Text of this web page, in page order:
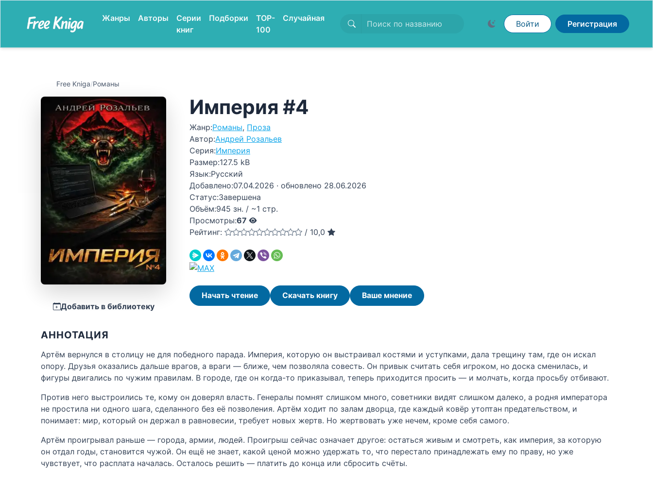
Жанры Авторы
Серии
книг
Подборки
TOP-
100
Случайная
Войти Регистрация
Free Kniga/Романы
Добавить в библиотеку
Империя #4
Жанр:Романы, Проза
Автор:Андрей Розальев
Серия:Империя
Размер:127.5 kB
Язык:Русский
Добавлено:07.04.2026 · обновлено 28.06.2026
Статус:Завершена
Объём:945 зн. / ~1 стр.
Просмотры:67
Рейтинг:
/ 10,0
Начать чтение Скачать книгу Ваше мнение
АННОТАЦИЯ
Артём вернулся в столицу не для победного парада. Империя, которую он выстраивал костями и уступками, дала трещину там, где он искал
опору. Друзья оказались дальше врагов, а враги — ближе, чем позволяла совесть. Он привык считать себя игроком, но доска сменилась, и
фигуры двигались по чужим правилам. В городе, где он когда-то приказывал, теперь приходится просить — и молчать, когда просьбу отбивают.
Против него выстроились те, кому он доверял власть. Генералы помнят слишком много, советники видят слишком далеко, а родня императора
не простила ни одного шага, сделанного без её позволения. Артём ходит по залам дворца, где каждый ковёр утоптан предательством, и
понимает: мир, который он держал в равновесии, требует новых жертв. Но жертвовать уже нечем, кроме себя самого.
Артём проигрывал раньше — города, армии, людей. Проигрыш сейчас означает другое: остаться живым и смотреть, как империя, за которую
он отдал годы, становится чужой. Он ещё не знает, какой ценой можно удержать то, что перестало принадлежать ему по праву, но уже
чувствует, что расплата началась. Осталось решить — платить до конца или сбросить счёты.